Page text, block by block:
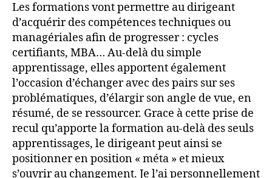
Les formations vont permettre au dirigeant
d’acquérir des compétences techniques ou
managériales afin de progresser : cycles
certifiants, MBA… Au-delà du simple
apprentissage, elles apportent également
l’occasion d’échanger avec des pairs sur ses
problématiques, d’élargir son angle de vue, en
résumé, de se ressourcer. Grace à cette prise de
recul qu’apporte la formation au-delà des seuls
apprentissages, le dirigeant peut ainsi se
positionner en position « méta » et mieux
s’ouvrir au changement. Je l’ai personnellement